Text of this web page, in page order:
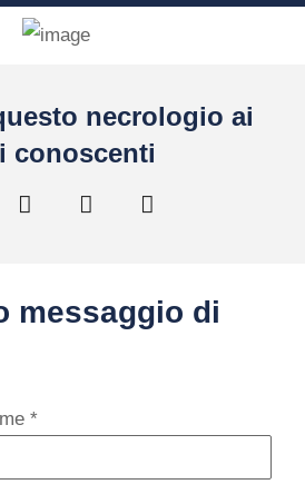
necrologio ai
conoscenti
messaggio di
*